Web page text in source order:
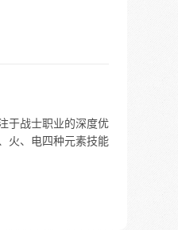
于战士职业的深度优
火、电四种元素技能